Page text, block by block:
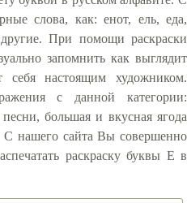
слова, как: енот, ель, еда,
При помощи раскраски
запомнить как выглядит
себя настоящим художником.
с данной категории:
большая и вкусная ягода
С нашего сайта Вы совершенно
раскраску буквы Е в